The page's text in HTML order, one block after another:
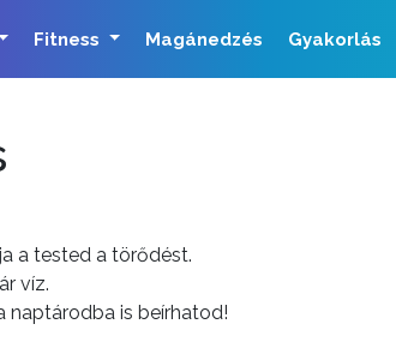
Fitness Magánedzés Gyakorlás
a tested a törődést.
víz.
naptárodba is beírhatod!